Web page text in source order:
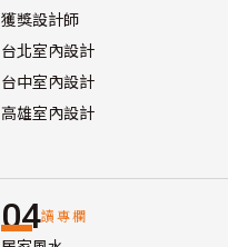
獲獎設計師
台北室內設計
台中室內設計
高雄室內設計
04讀專欄